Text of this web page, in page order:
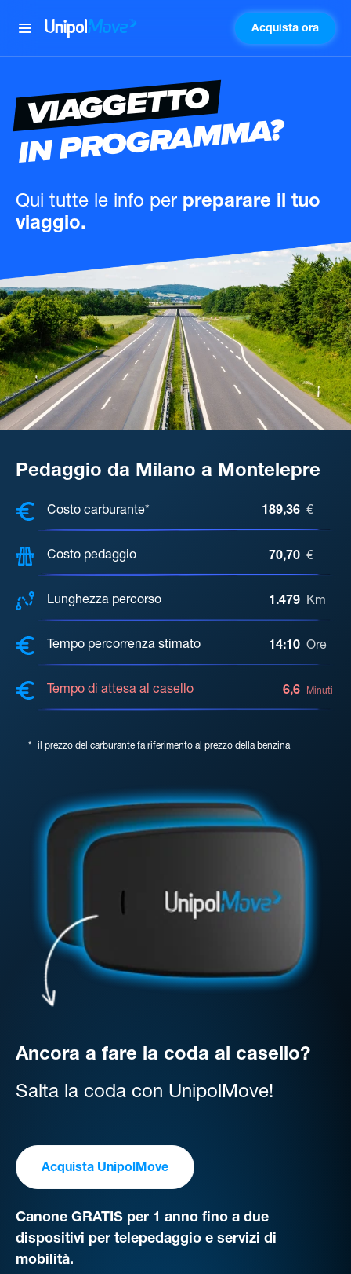
UnipolMove Acquista ora
VIAGGETTO
IN PROGRAMMA?
Qui tutte le info per preparare il tuo
viaggio.
Pedaggio da Milano a Montelepre
COSTI, DISTANZA, TEMPO DI
Costo carburante* 189,36 €
Costo pedaggio 70,70 €
Lunghezza percorso 1.479 Km
Tempo percorrenza stimato 14:10 Ore
Tempo di attesa al casello 6,6 Minuti
* il prezzo del carburante fa riferimento al prezzo della benzina
Ancora a fare la coda al casello?
Salta la coda con UnipolMove!
Acquista UnipolMove
Canone GRATIS per 1 anno fino a due
dispositivi per telepedaggio e servizi di
mobilità.